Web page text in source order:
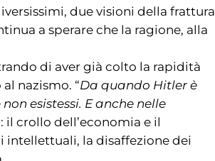
due visioni della
a sperare che la ragione, alla
di aver già colto la rapidità
nazismo. “Da quando Hitler è
esistessi. E anche nelle
il crollo dell’economia e il
intellettuali, la disaffezione dei